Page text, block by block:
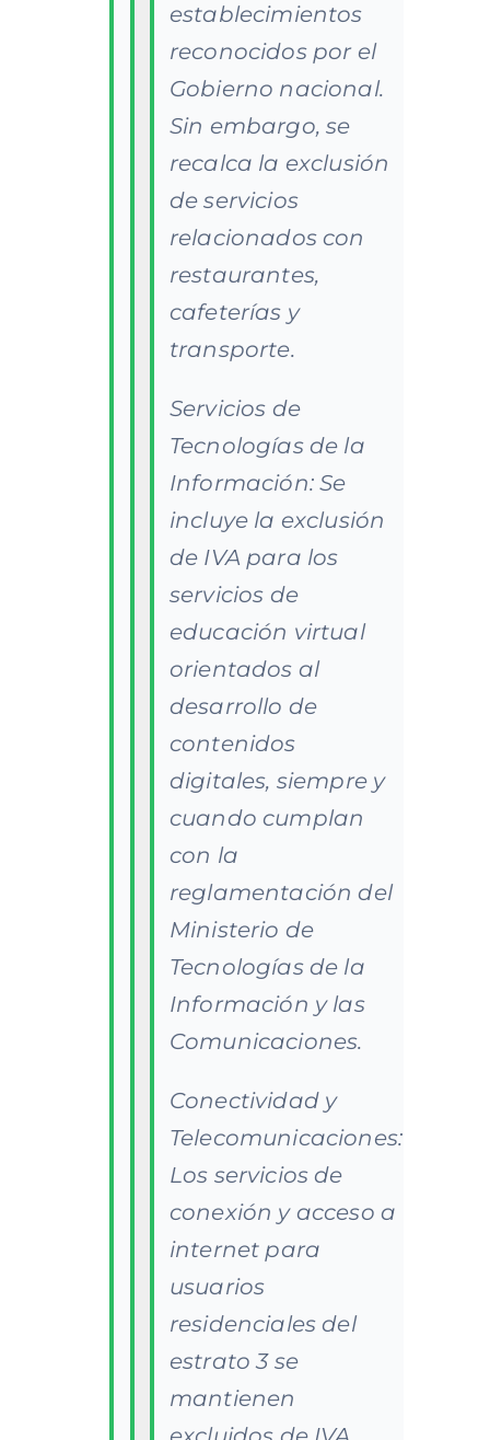
establecimientos
reconocidos por el
Gobierno nacional.
Sin embargo, se
recalca la exclusión
de servicios
relacionados con
restaurantes,
cafeterías y
transporte.
Servicios de
Tecnologías de la
Información: Se
incluye la exclusión
de IVA para los
servicios de
educación virtual
orientados al
desarrollo de
contenidos
digitales, siempre y
cuando cumplan
con la
reglamentación del
Ministerio de
Tecnologías de la
Información y las
Comunicaciones.
Conectividad y
Telecomunicaciones:
Los servicios de
conexión y acceso a
internet para
usuarios
residenciales del
estrato 3 se
mantienen